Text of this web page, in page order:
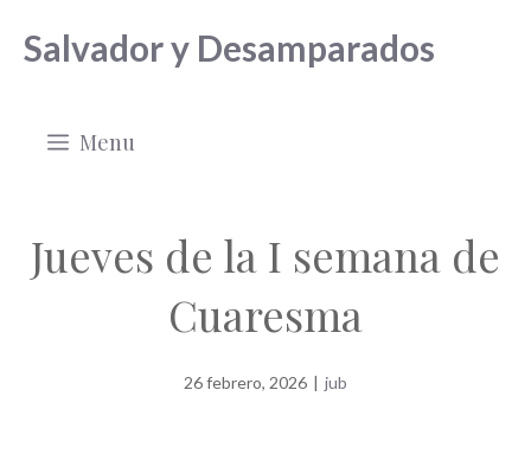
Salvador y Desamparados
Menu
Jueves de la I semana de
Cuaresma
26 febrero, 2026 | jub